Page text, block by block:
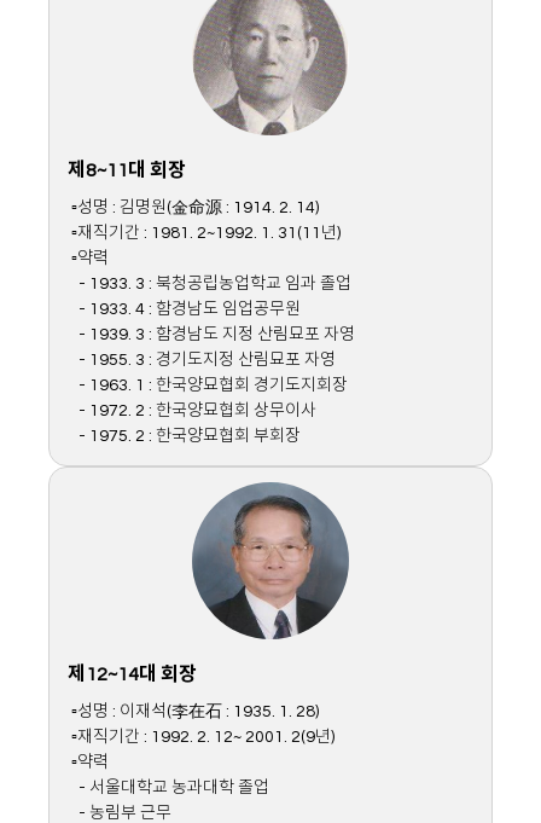
제8~11대 회장
▫성명 : 김명원(金命源 : 1914. 2. 14)
▫재직기간 : 1981. 2~1992. 1. 31(11년)
▫약력
- 1933. 3 : 북청공립농업학교 임과 졸업
- 1933. 4 : 함경남도 임업공무원
- 1939. 3 : 함경남도 지정 산림묘포 자영
- 1955. 3 : 경기도지정 산림묘포 자영
- 1963. 1 : 한국양묘협회 경기도지회장
- 1972. 2 : 한국양묘협회 상무이사
- 1975. 2 : 한국양묘협회 부회장
제12~14대 회장
▫성명 : 이재석(李在石 : 1935. 1. 28)
▫재직기간 : 1992. 2. 12~ 2001. 2(9년)
▫약력
- 서울대학교 농과대학 졸업
- 농림부 근무